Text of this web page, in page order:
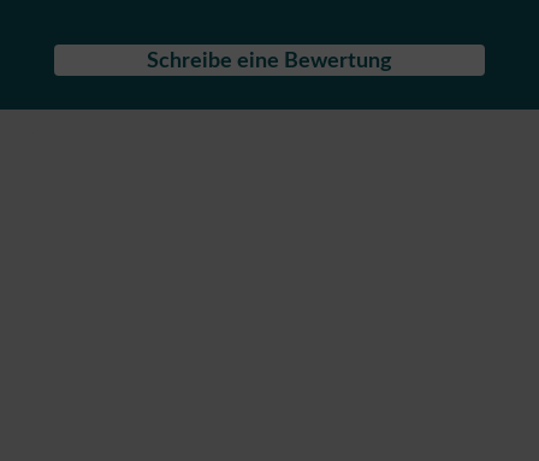
Schreibe eine Bewertung